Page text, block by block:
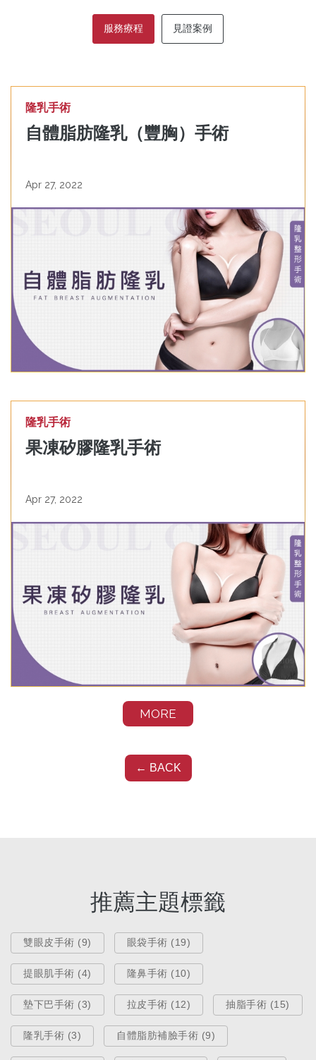
服務療程 見證案例
隆乳手術
自體脂肪隆乳（豐胸）手術
Apr 27, 2022
隆乳手術
果凍矽膠隆乳手術
Apr 27, 2022
MORE
【自體脂防隆乳（豐胸）手術】瘦
← BACK
推薦主題標籤
雙眼皮手術 (9) 眼袋手術 (19)
提眼肌手術 (4) 隆鼻手術 (10)
墊下巴手術 (3) 拉皮手術 (12) 抽脂手術 (15)
隆乳手術 (3) 自體脂肪補臉手術 (9)